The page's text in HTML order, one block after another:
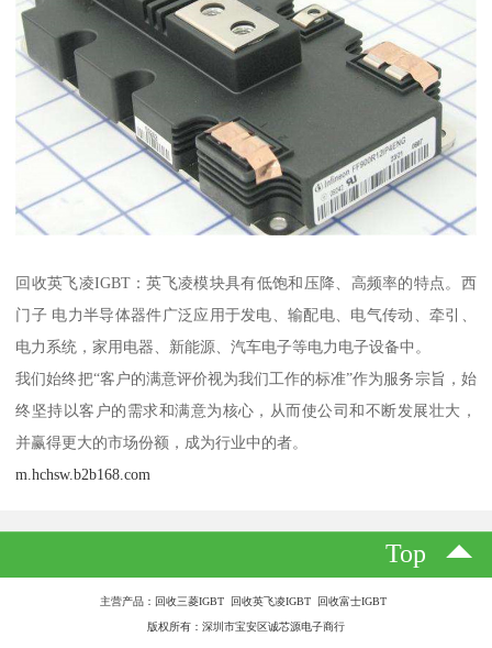
回收英飞凌IGBT：英飞凌模块具有低饱和压降、高频率的特点。西
门子 电力半导体器件广泛应用于发电、输配电、电气传动、牵引、
电力系统，家用电器、新能源、汽车电子等电力电子设备中。
我们始终把“客户的满意评价视为我们工作的标准”作为服务宗旨，始
终坚持以客户的需求和满意为核心，从而使公司和不断发展壮大，
并赢得更大的市场份额，成为行业中的者。
m.hchsw.b2b168.com
Top
主营产品：回收三菱IGBT 回收英飞凌IGBT 回收富士IGBT
版权所有：深圳市宝安区诚芯源电子商行